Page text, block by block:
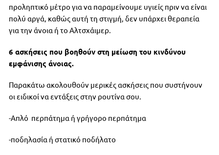
προληπτικό μέτρο για να παραμείνουμε υγιείς πριν να είναι
πολύ αργά, καθώς αυτή τη στιγμή, δεν υπάρχει θεραπεία
για την άνοια ή το Αλτσχάιμερ.
6 ασκήσεις που βοηθούν στη μείωση του κινδύνου
εμφάνισης άνοιας.
Παρακάτω ακολουθούν μερικές ασκήσεις που συστήνουν
οι ειδικοί να εντάξεις στην ρουτίνα σου.
-Απλό περπάτημα ή γρήγορο περπάτημα
-ποδηλασία ή στατικό ποδήλατο